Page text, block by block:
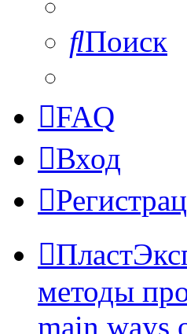
Поиск
FAQ
Вход
методы
main ways